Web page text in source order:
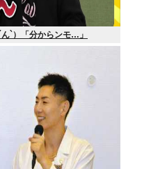
ん`）「分からンモ…」